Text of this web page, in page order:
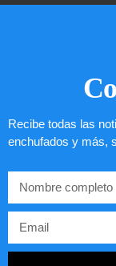
Recibe todas las
enchufados y más,